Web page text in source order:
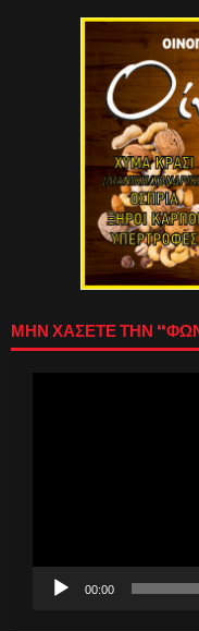
ΜΗΝ ΧΑΣΕΤΕ ΤΗΝ
00:00